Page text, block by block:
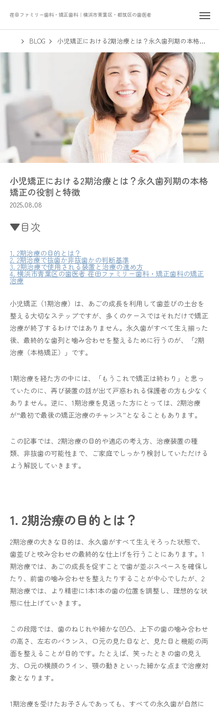
荏田ファミリー歯科・矯正歯科｜横浜市青葉区・都筑区の歯医者
BLOG 小児矯正における2期治療とは？永久歯列期の本格矯正の役割と特徴
小児矯正における2期治療とは？永久歯列期の本格
矯正の役割と特徴
2025.08.08
▼目次
1. 2期治療の目的とは？
2. 2期治療で抜歯か非抜歯かの判断基準
3. 2期治療で使用される装置と治療の進め方
4. 横浜市青葉区の歯医者 荏田ファミリー歯科・矯正歯科の矯正
治療
小児矯正（1期治療）は、あごの成長を利用して歯並びの土台を
整える大切なステップですが、多くのケースではそれだけで矯正
治療が終了するわけではありません。永久歯がすべて生え揃った
後、最終的な歯列と噛み合わせを整えるために行うのが、「2期
治療（本格矯正）」です。
1期治療を経た方の中には、「もうこれで矯正は終わり」と思っ
ていたのに、再び装置の話が出て戸惑われる保護者の方も少なく
ありません。逆に、1期治療を見送った方にとっては、2期治療
が“最初で最後の矯正治療のチャンス”となることもあります。
この記事では、2期治療の目的や適応の考え方、治療装置の種
類、非抜歯の可能性まで、ご家庭でしっかり検討していただける
よう解説していきます。
1. 2期治療の目的とは？
2期治療の大きな目的は、永久歯がすべて生えそろった状態で、
歯並びと咬み合わせの最終的な仕上げを行うことにあります。1
期治療では、あごの成長を促すことで歯が並ぶスペースを確保し
たり、前歯の噛み合わせを整えたりすることが中心でしたが、2
期治療では、より精密に1本1本の歯の位置を調整し、理想的な状
態に仕上げていきます。
この段階では、歯のねじれや細かな凹凸、上下の歯の噛み合わせ
の高さ、左右のバランス、口元の見た目など、見た目と機能の両
面を整えることが目的です。たとえば、笑ったときの歯の見え
方、口元の横顔のライン、顎の動きといった細かな点まで治療対
象となります。
1期治療を受けたお子さんであっても、すべての永久歯が自然に